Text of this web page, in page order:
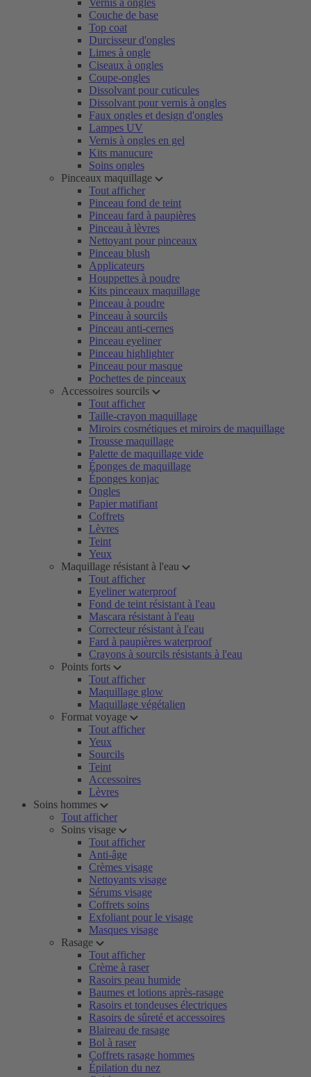
Vernis à ongles
Couche de base
Top coat
Durcisseur d'ongles
Limes à ongle
Ciseaux à ongles
Coupe-ongles
Dissolvant pour cuticules
Dissolvant pour vernis à ongles
Faux ongles et design d'ongles
Lampes UV
Vernis à ongles en gel
Kits manucure
Soins ongles
Pinceaux maquillage
Tout afficher
Pinceau fond de teint
Pinceau fard à paupières
Pinceau à lèvres
Nettoyant pour pinceaux
Pinceau blush
Applicateurs
Houppettes à poudre
Kits pinceaux maquillage
Pinceau à poudre
Pinceau à sourcils
Pinceau anti-cernes
Pinceau eyeliner
Pinceau highlighter
Pinceau pour masque
Pochettes de pinceaux
Accessoires sourcils
Tout afficher
Taille-crayon maquillage
Miroirs cosmétiques et miroirs de maquillage
Trousse maquillage
Palette de maquillage vide
Éponges de maquillage
Éponges konjac
Ongles
Papier matifiant
Coffrets
Lèvres
Teint
Yeux
Maquillage résistant à l'eau
Tout afficher
Eyeliner waterproof
Fond de teint résistant à l'eau
Mascara résistant à l'eau
Correcteur résistant à l'eau
Fard à paupières waterproof
Crayons à sourcils résistants à l'eau
Points forts
Tout afficher
Maquillage glow
Maquillage végétalien
Format voyage
Tout afficher
Yeux
Sourcils
Teint
Accessoires
Lèvres
Soins hommes
Tout afficher
Soins visage
Tout afficher
Anti-âge
Crèmes visage
Nettoyants visage
Sérums visage
Coffrets soins
Exfoliant pour le visage
Masques visage
Rasage
Tout afficher
Crème à raser
Rasoirs peau humide
Baumes et lotions après-rasage
Rasoirs et tondeuses électriques
Rasoirs de sûreté et accessoires
Blaireau de rasage
Bol à raser
Coffrets rasage hommes
Épilation du nez